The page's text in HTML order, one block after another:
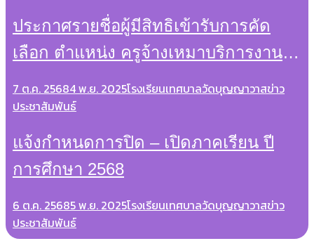
ประกาศรายชื่อผู้มีสิทธิเข้ารับการคัด
เลือก ตำแหน่ง ครูจ้างเหมาบริการงาน
สอน (ปีงบประมาณ 2569)
7 ต.ค. 25684 พ.ย. 2025โรงเรียนเทศบาลวัดบุญญาวาสข่าว
ประชาสัมพันธ์
แจ้งกำหนดการปิด – เปิดภาคเรียน ปี
การศึกษา 2568
6 ต.ค. 25685 พ.ย. 2025โรงเรียนเทศบาลวัดบุญญาวาสข่าว
ประชาสัมพันธ์